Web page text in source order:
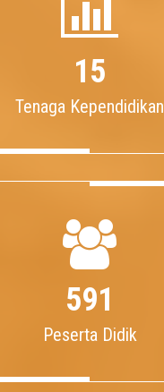
15
Tenaga Kependidikan
591
Peserta Didik